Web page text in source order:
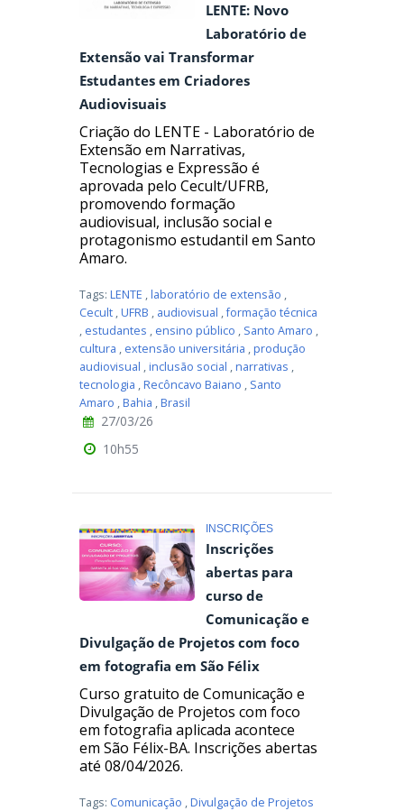
LENTE: Novo
Laboratório de
Extensão vai Transformar
Estudantes em Criadores
Audiovisuais
Criação do LENTE - Laboratório de
Extensão em Narrativas,
Tecnologias e Expressão é
aprovada pelo Cecult/UFRB,
promovendo formação
audiovisual, inclusão social e
protagonismo estudantil em Santo
Amaro.
Tags: LENTE ,laboratório de extensão ,
Cecult ,UFRB , audiovisual ,formação técnica
, estudantes , ensino público , Santo Amaro ,
cultura , extensão universitária ,produção
audiovisual ,inclusão social ,narrativas ,
tecnologia ,Recôncavo Baiano , Santo
Amaro ,Bahia ,Brasil
27/03/26
10h55
INSCRIÇÕES
Inscrições
abertas para
curso de
Comunicação e
Divulgação de Projetos com foco
em fotografia em São Félix
Curso gratuito de Comunicação e
Divulgação de Projetos com foco
em fotografia aplicada acontece
em São Félix-BA. Inscrições abertas
até 08/04/2026.
Tags: Comunicação ,Divulgação de Projetos